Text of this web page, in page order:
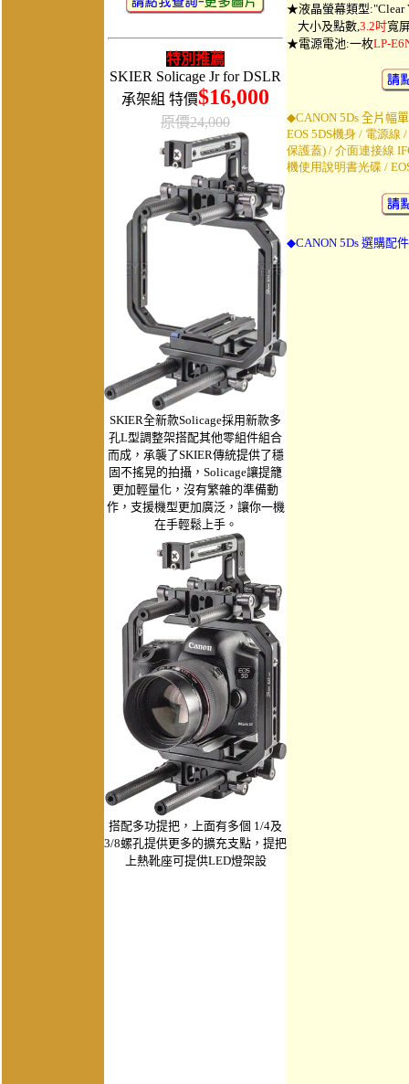
特別推薦
SKIER Solicage Jr for DSLR
承架組 特價$16,000
原價24,000
SKIER全新款Solicage採用新款多
孔L型調整架搭配其他零組件組合
而成，承襲了SKIER傳統提供了穩
固不搖晃的拍攝，Solicage讓提籠
更加輕量化，沒有繁雜的準備動
作，支援機型更加廣泛，讓你一機
在手輕鬆上手。
搭配多功提把，上面有多個 1/4及
3/8螺孔提供更多的擴充支點，提把
上熱靴座可提供LED燈架設
★液晶螢幕類型:"Clear
大小及點數,3.2吋寬
★電源電池:一枚LP-
◆CANON 5Ds 全片幅
EOS 5DS機身 / 電源線
保護蓋) / 介面連接線
機使用說明書光碟 /
◆CANON 5Ds 選購配件